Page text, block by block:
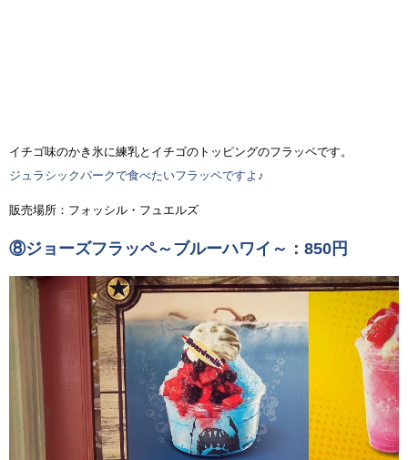
イチゴ味のかき氷に練乳とイチゴのトッピングのフラッペです。
ジュラシックパークで食べたいフラッペですよ♪
販売場所：フォッシル・フュエルズ
⑧ジョーズフラッペ～ブルーハワイ～：850円